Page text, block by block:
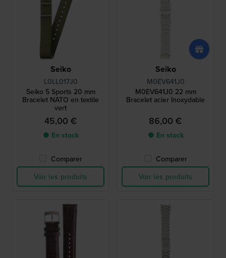
Seiko
L0LL017J0
Seiko 5 Sports 20 mm
Bracelet NATO en textile
vert
45,00 €
● En stock
Comparer
Voir les produits
Seiko
M0EV641J0
M0EV641J0 22 mm
Bracelet acier Inoxydable
86,00 €
● En stock
Comparer
Voir les produits